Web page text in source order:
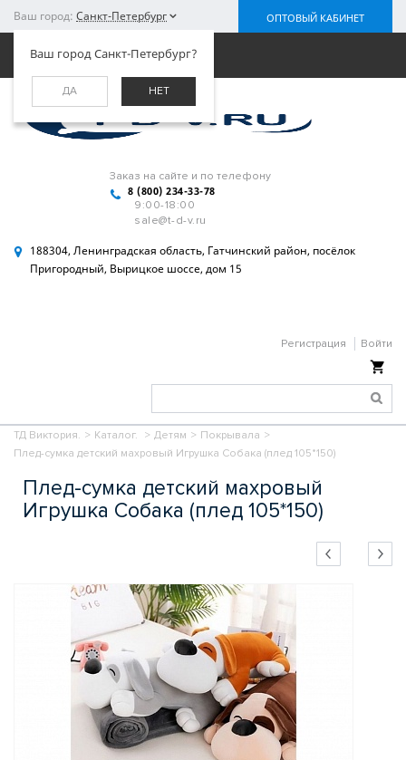
Ваш город: Санкт-Петербург
Ваш город Санкт-Петербург?
ДА НЕТ
ОПТОВЫЙ КАБИНЕТ
Заказ на сайте и по телефону
8 (800) 234-33-78
9:00-18:00
sale@t-d-v.ru
188304, Ленинградская область, Гатчинский район, посёлок
Пригородный, Вырицкое шоссе, дом 15
Регистрация Войти
Меню
ТД Виктория. > Каталог. > Детям > Покрывала >
Плед-сумка детский махровый Игрушка Собака (плед 105*150)
Плед-сумка детский махровый
Игрушка Собака (плед 105*150)